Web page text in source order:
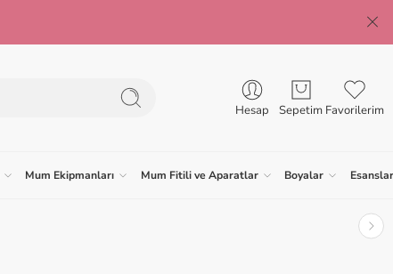
Hesap Sepetim Favorilerim
Mum Ekipmanları Mum Fitili ve Aparatlar Boyalar Esanslar